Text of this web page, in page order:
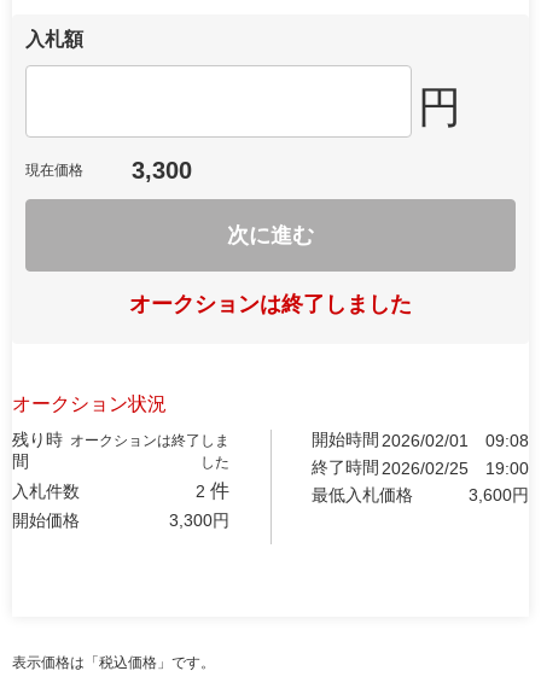
入札額
円
現在価格 3,300
次に進む
オークションは終了しました
オークション状況
残り時
間
オークションは終了しま
した
入札件数 2 件
開始価格 3,300円
開始時間 2026/02/01
09:08
終了時間 2026/02/25
19:00
最低入札価格
3,600円
表示価格は「税込価格」です。